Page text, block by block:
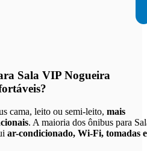
Sala VIP Nogueira
?
cama, leito ou semi-leito, mais
. A maioria dos ônibus para
ar-condicionado, Wi-Fi, tomadas e